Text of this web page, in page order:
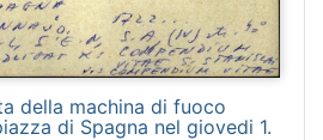
della machina di fuoco
di Spagna nel giovedi 1.